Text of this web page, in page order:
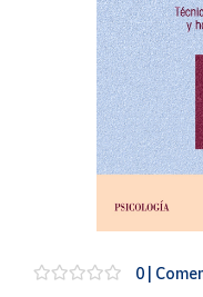
populares
Nuestros
vendedores
Market
0 |